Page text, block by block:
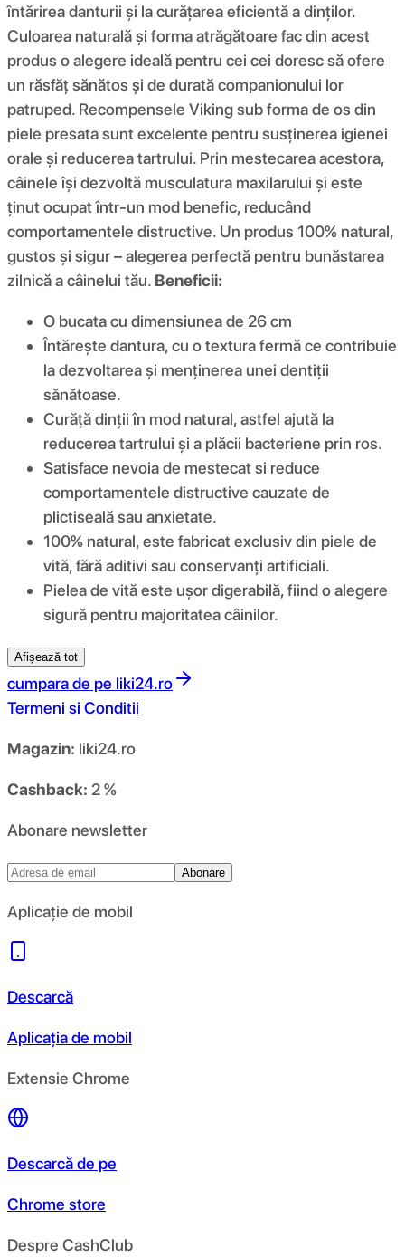
întărirea danturii și la curățarea eficientă a dinților.
Culoarea naturală și forma atrăgătoare fac din acest
produs o alegere ideală pentru cei cei doresc să ofere
un răsfăț sănătos și de durată companionului lor
patruped. Recompensele Viking sub forma de os din
piele presata sunt excelente pentru susținerea igienei
orale și reducerea tartrului. Prin mestecarea acestora,
câinele își dezvoltă musculatura maxilarului și este
ținut ocupat într-un mod benefic, reducând
comportamentele distructive. Un produs 100% natural,
gustos și sigur – alegerea perfectă pentru bunăstarea
zilnică a câinelui tău. Beneficii:
O bucata cu dimensiunea de 26 cm
Întărește dantura, cu o textura fermă ce contribuie
la dezvoltarea și menținerea unei dentiții
sănătoase.
Curăță dinții în mod natural, astfel ajută la
reducerea tartrului și a plăcii bacteriene prin ros.
Satisface nevoia de mestecat si reduce
comportamentele distructive cauzate de
plictiseală sau anxietate.
100% natural, este fabricat exclusiv din piele de
vită, fără aditivi sau conservanți artificiali.
Pielea de vită este ușor digerabilă, fiind o alegere
sigură pentru majoritatea câinilor.
Afișează tot
cumpara de pe liki24.ro
Termeni si Conditii
Magazin: liki24.ro
Cashback: 2 %
Abonare newsletter
Abonare
Aplicație de mobil
Descarcă
Aplicația de mobil
Extensie Chrome
Descarcă de pe
Chrome store
Despre CashClub